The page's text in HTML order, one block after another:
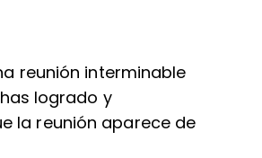
reunión interminable
logrado y
la reunión aparece de